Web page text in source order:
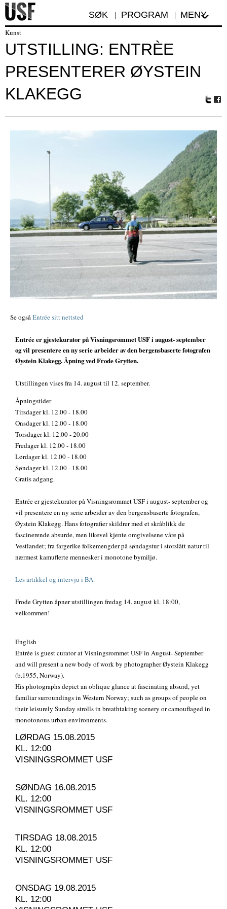
SØK PROGRAM MENY
Kunst
UTSTILLING: ENTRÈE
PRESENTERER ØYSTEIN
KLAKEGG
r
oo
k
Se også Entrée sitt nettsted
Entrée er gjestekurator på Visningsrommet USF i august- september
og vil presentere en ny serie arbeider av den bergensbaserte fotografen
Øystein Klakegg. Åpning ved Frode Grytten.
Utstillingen vises fra 14. august til 12. september.
Åpningstider
Tirsdager kl. 12.00 - 18.00
Onsdager kl. 12.00 - 18.00
Torsdager kl. 12.00 - 20.00
Fredager kl. 12.00 - 18.00
Lørdager kl. 12.00 - 18.00
Søndager kl. 12.00 - 18.00
Gratis adgang.
Entrée er gjestekurator på Visningsrommet USF i august- september og
vil presentere en ny serie arbeider av den bergensbaserte fotografen,
Øystein Klakegg. Hans fotografier skildrer med et skråblikk de
fascinerende absurde, men likevel kjente omgivelsene våre på
Vestlandet; fra fargerike folkemengder på søndagstur i storslått natur til
nærmest kamuflerte mennesker i monotone bymiljø.
Les artikkel og intervju i BA.
Frode Grytten åpner utstillingen fredag 14. august kl. 18:00,
velkommen!
English
Entrée is guest curator at Visningsrommet USF in August- September
and will present a new body of work by photographer Øystein Klakegg
(b.1955, Norway).
His photographs depict an oblique glance at fascinating absurd, yet
familiar surroundings in Western Norway; such as groups of people on
their leisurely Sunday strolls in breathtaking scenery or camouflaged in
monotonous urban environments.
LØRDAG 15.08.2015
KL. 12:00
VISNINGSROMMET USF
SØNDAG 16.08.2015
KL. 12:00
VISNINGSROMMET USF
TIRSDAG 18.08.2015
KL. 12:00
VISNINGSROMMET USF
ONSDAG 19.08.2015
KL. 12:00